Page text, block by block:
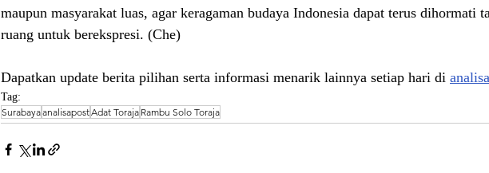
maupun masyarakat luas, agar keragaman budaya Indonesia dapat terus dihormati
ruang untuk berekspresi. (Che)
Dapatkan update berita pilihan serta informasi menarik lainnya setiap hari di
Tag:
SurabayaanalisapostAdat Toraja Rambu Solo Toraja